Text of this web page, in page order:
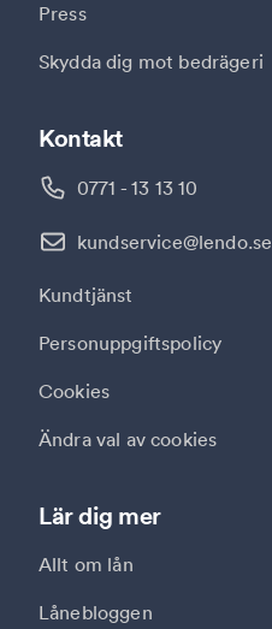
Lär dig mer
Allt om lån
Lånebloggen
Kontakt
0771 - 13 13 10
kundservice@lendo.se
Kundtjänst
Personuppgiftspolicy
Cookies
Ändra val av cookies
Press
Skydda dig mot bedrägeri